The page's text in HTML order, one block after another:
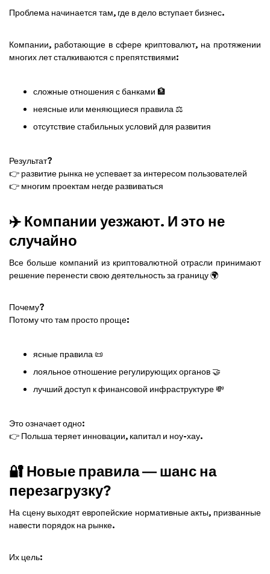
Проблема начинается там, где в дело вступает бизнес.
Компании, работающие в сфере криптовалют, на протяжении
многих лет сталкиваются с препятствиями:
сложные отношения с банками 🏦
неясные или меняющиеся правила ⚖️
отсутствие стабильных условий для развития
Результат?
👉 развитие рынка не успевает за интересом пользователей
👉 многим проектам негде развиваться
✈️ Компании уезжают. И это не
случайно
Все больше компаний из криптовалютной отрасли принимают
решение перенести свою деятельность за границу 🌍
Почему?
Потому что там просто проще:
ясные правила 📜
лояльное отношение регулирующих органов 🤝
лучший доступ к финансовой инфраструктуре 💸
Это означает одно:
👉 Польша теряет инновации, капитал и ноу-хау.
🔐 Новые правила — шанс на
перезагрузку?
На сцену выходят европейские нормативные акты, призванные
навести порядок на рынке.
Их цель: